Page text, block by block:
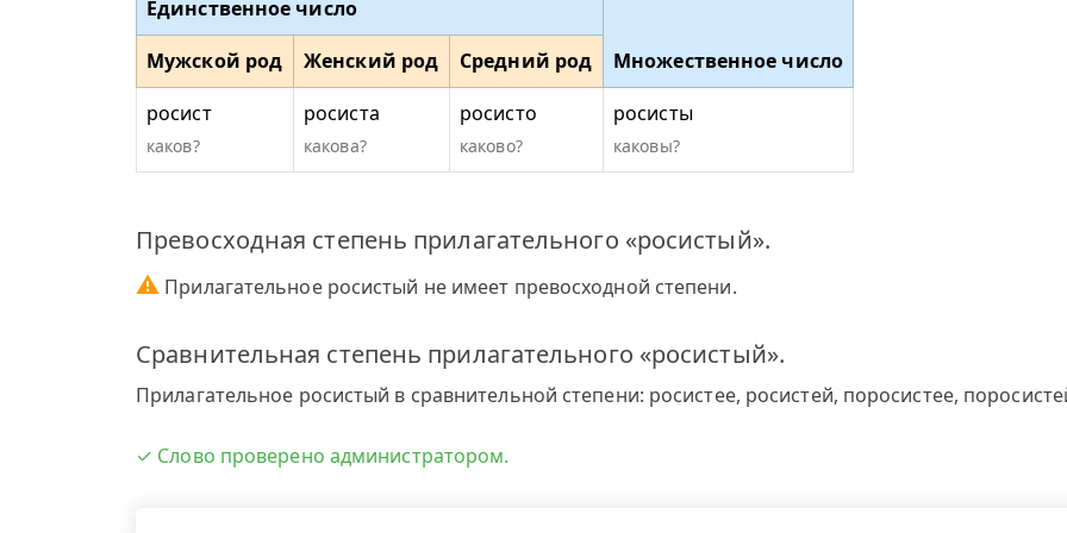
Единственное число
Множественное число
Мужской род Женский род
Средний род
росист
каков?
росиста
какова?
росисто
каково?
росисты
каковы?
Превосходная степень прилагательного «росистый».
⚠ Прилагательное росистый не имеет превосходной степени.
Сравнительная степень прилагательного «росистый».
Прилагательное росистый в сравнительной степени: росистее, росистей, поросистее,
✓ Слово проверено администратором.